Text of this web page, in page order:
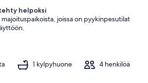
Sisätilat
helpoksi
majoituspaikoista, joissa on pyykinpesutilat
1 kylpyhuone 4 henkilöä